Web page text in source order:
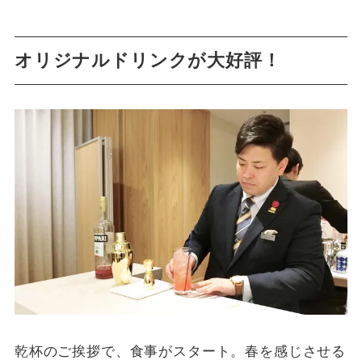
オリジナルドリンクが大好評！
乾杯のご挨拶で、食事がスタート。春を感じさせる